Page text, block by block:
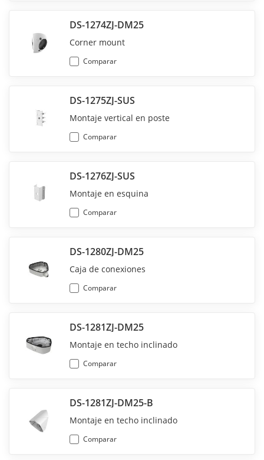
DS-1274ZJ-DM25
Corner mount
Comparar
DS-1275ZJ-SUS
Montaje vertical en poste
Comparar
DS-1276ZJ-SUS
Montaje en esquina
Comparar
DS-1280ZJ-DM25
Caja de conexiones
Comparar
DS-1281ZJ-DM25
Montaje en techo inclinado
Comparar
DS-1281ZJ-DM25-B
Montaje en techo inclinado
Comparar